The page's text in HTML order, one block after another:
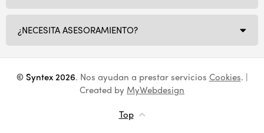
¿NECESITA ASESORAMIENTO?
© Syntex 2026. Nos ayudan a prestar servicios Cookies. |
Created by MyWebdesign
Top